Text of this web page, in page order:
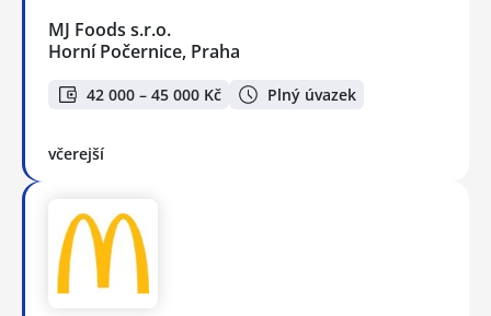
MJ Foods s.r.o.
Horní Počernice, Praha
42 000 – 45 000 Kč Plný úvazek
včerejší